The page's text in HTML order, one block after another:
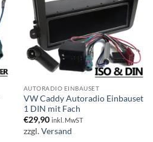
AUTORADIO EINBAUSET
VW Caddy Autoradio Einbauset
1 DIN mit Fach
€29,90 inkl. MwST
zzgl.Versand